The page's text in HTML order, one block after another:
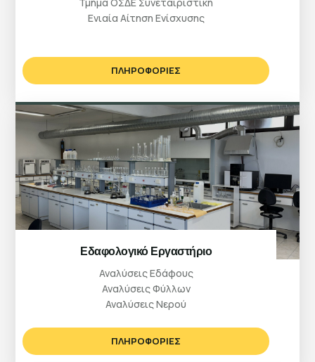
Τμήμα ΟΣΔΕ Συνεταιριστική
Ενιαία Αίτηση Ενίσχυσης
ΠΛΗΡΟΦΟΡΙΕΣ
Εδαφολογικό Εργαστήριο
Αναλύσεις Εδάφους
Αναλύσεις Φύλλων
Αναλύσεις Νερού
ΠΛΗΡΟΦΟΡΙΕΣ